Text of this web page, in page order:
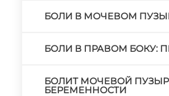
БОЛИ В МОЧЕВОМ
БОЛИ В ПРАВОМ БОКУ:
БОЛИТ МОЧЕВОЙ
БЕРЕМЕННОСТИ